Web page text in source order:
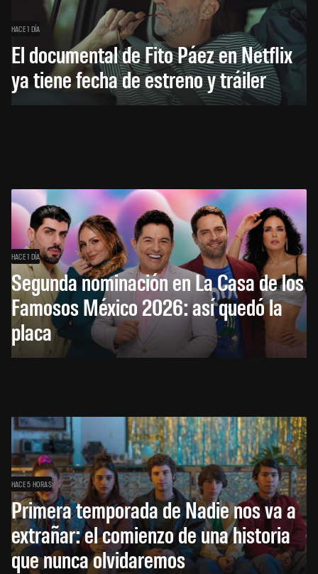
HACE 1 DÍA
El documental de Fito Páez en Netflix
ya tiene fecha de estreno y tráiler
HACE 1 DÍA
Segunda nominación en La Casa de los
Famosos México 2026: así quedó la
placa
HACE 5 HORAS
Primera temporada de Nadie nos va a
extrañar: el comienzo de una historia
que nunca olvidaremos